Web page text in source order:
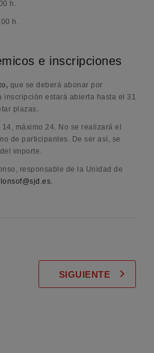
h.
h.
e inscripciones
que se deberá abonar por
inscripción estará abierta hasta el 31
plazas.
14, máximo 24. No se realizará el
de participantes. De ser así, se
importe.
responsable de la Unidad de
SIGUIENTE